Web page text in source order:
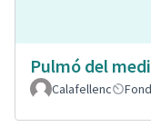
Pulmó del
Calafellenc